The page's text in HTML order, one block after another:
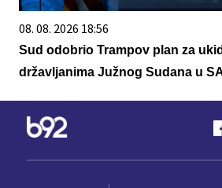
08. 08. 2026 18:56
Sud odobrio Trampov plan za
državljanima Južnog Sudana u